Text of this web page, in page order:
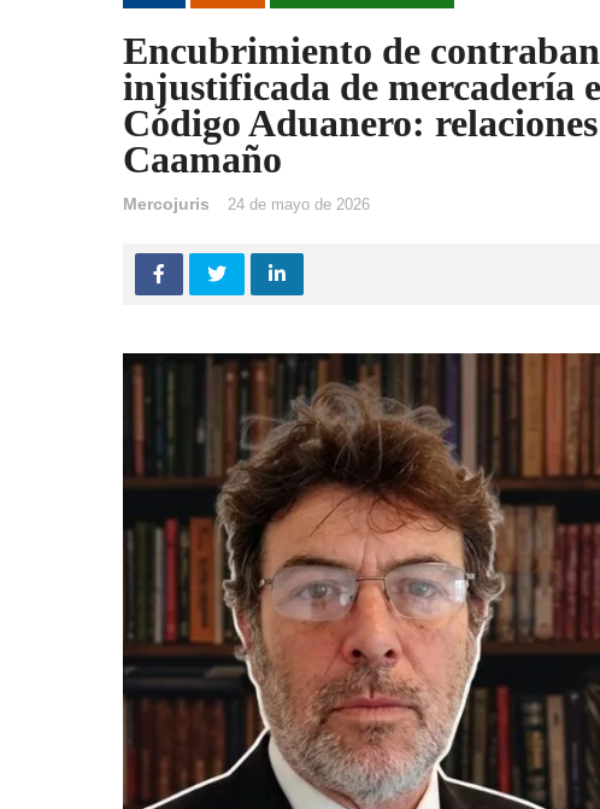
Encubrimiento de
injustificada de mercadería
Código Aduanero:
Caamaño
Mercojuris 24 de mayo de 2026